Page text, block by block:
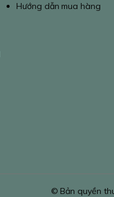
Hướng dẫn mua hàng
© Bản quyền